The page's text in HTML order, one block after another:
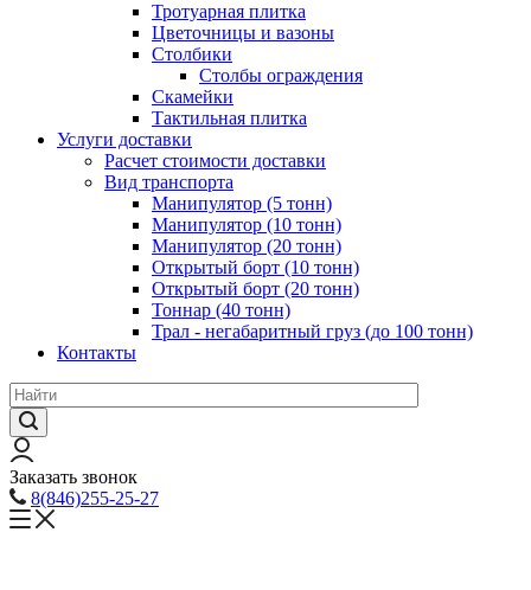
Тротуарная плитка
Цветочницы и вазоны
Столбики
Столбы ограждения
Скамейки
Тактильная плитка
Услуги доставки
Расчет стоимости доставки
Вид транспорта
Манипулятор (5 тонн)
Манипулятор (10 тонн)
Манипулятор (20 тонн)
Открытый борт (10 тонн)
Открытый борт (20 тонн)
Тоннар (40 тонн)
Трал - негабаритный груз (до 100 тонн)
Контакты
Заказать звонок
8(846)255-25-27